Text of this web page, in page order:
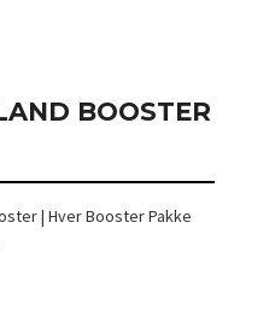
BOOSTER
| Hver Booster Pakke